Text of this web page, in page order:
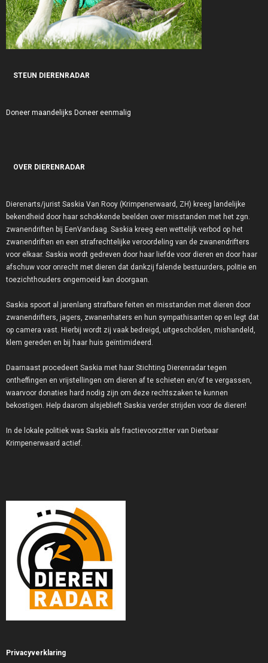
STEUN DIERENRADAR
Doneer maandelijks Doneer eenmalig
OVER DIERENRADAR
Dierenarts/jurist Saskia Van Rooy (Krimpenerwaard, ZH) kreeg landelijke
bekendheid door haar schokkende beelden over misstanden met het zgn.
zwanendriften bij EenVandaag. Saskia kreeg een wettelijk verbod op het
zwanendriften en een strafrechtelijke veroordeling van de zwanendrifters
voor elkaar. Saskia wordt gedreven door haar liefde voor dieren en door haar
afschuw voor onrecht met dieren dat dankzij falende bestuurders, politie en
toezichthouders ongemoeid kan doorgaan.
Saskia spoort al jarenlang strafbare feiten en misstanden met dieren door
zwanendrifters, jagers, zwanenhaters en hun sympathisanten op en legt dat
op camera vast. Hierbij wordt zij vaak bedreigd, uitgescholden, mishandeld,
klem gereden en bij haar huis geïntimideerd.
Daarnaast procedeert Saskia met haar Stichting Dierenradar tegen
ontheffingen en vrijstellingen om dieren af te schieten en/of te vergassen,
waarvoor donaties hard nodig zijn om deze rechtszaken te kunnen
bekostigen. Help daarom alsjeblieft Saskia verder strijden voor de dieren!
In de lokale politiek was Saskia als fractievoorzitter van Dierbaar
Krimpenerwaard actief.
Privacyverklaring